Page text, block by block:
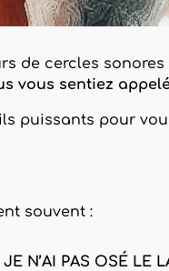
de cercles
vous sentiez
puissants pour
souvent :
N’AI PAS OSÉ LE